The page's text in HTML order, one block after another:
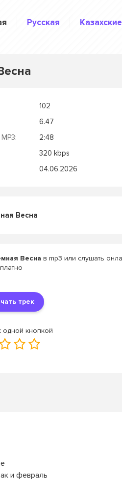
Русская Казахские
102
6.47
2:48
320 kbps
04.06.2026
Весна
Весна в mp3 или слушать
трек
одной кнопкой
и февраль